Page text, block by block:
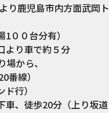
り鹿児島市内方面武岡ト
０台分有）
より車で約５分
から、
線）
行）
、徒歩20分（上り坂道